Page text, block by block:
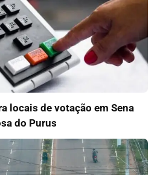
locais de votação em Sena
do Purus